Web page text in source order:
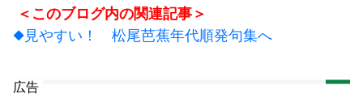
＜このブログ内の関連記事＞
◆見やすい！ 松尾芭蕉年代順発句集へ
広告